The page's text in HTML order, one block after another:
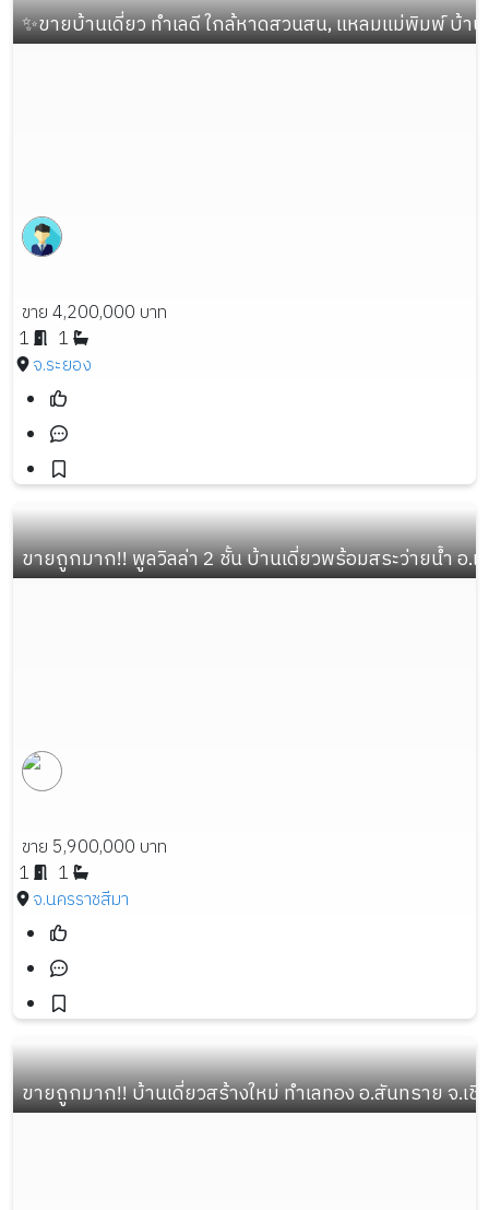
✨ขายบ้านเดี่ยว ทำเลดี ใกล้หาดสวนสน, แหลมแม่พิมพ์ บ้าน
ขาย 4,200,000 บาท
1
1
จ.ระยอง
ขายถูกมาก!! พูลวิลล่า 2 ชั้น บ้านเดี่ยวพร้อมสระว่ายน้ำ อ.เ
ขาย 5,900,000 บาท
1
1
จ.นครราชสีมา
ขายถูกมาก!! บ้านเดี่ยวสร้างใหม่ ทำเลทอง อ.สันทราย จ.เ